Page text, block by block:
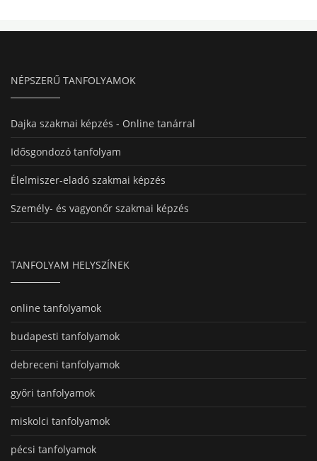
NÉPSZERŰ TANFOLYAMOK
Dajka szakmai képzés - Online tanárral
Idősgondozó tanfolyam
Élelmiszer-eladó szakmai képzés
Személy- és vagyonőr szakmai képzés
TANFOLYAM HELYSZÍNEK
online tanfolyamok
budapesti tanfolyamok
debreceni tanfolyamok
győri tanfolyamok
miskolci tanfolyamok
pécsi tanfolyamok